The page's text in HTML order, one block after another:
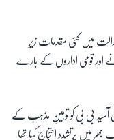
میں کئی مقدمات زیرِ
اور قومی اداروں کے بارے
بی بی کو توہینِ مذہب کے
میں پرتشدد احتجاج کیا تھا